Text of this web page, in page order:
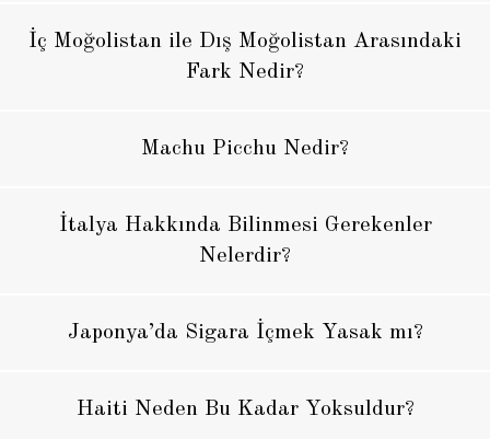
İç Moğolistan ile Dış Moğolistan Arasındaki
Fark Nedir?
Machu Picchu Nedir?
İtalya Hakkında Bilinmesi Gerekenler
Nelerdir?
Japonya’da Sigara İçmek Yasak mı?
Haiti Neden Bu Kadar Yoksuldur?